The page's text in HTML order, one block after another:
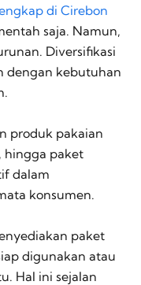
di Cirebon
saja. Namun,
Diversifikasi
dengan kebutuhan
produk pakaian
hingga paket
dalam
konsumen.
paket
digunakan atau
Hal ini sejalan